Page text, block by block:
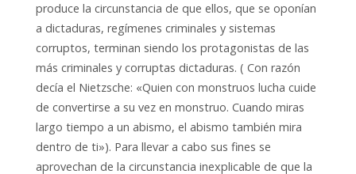
produce la circunstancia de que ellos, que se oponían
a dictaduras, regímenes criminales y sistemas
corruptos, terminan siendo los protagonistas de las
más criminales y corruptas dictaduras. ( Con razón
decía el Nietzsche: «Quien con monstruos lucha cuide
de convertirse a su vez en monstruo. Cuando miras
largo tiempo a un abismo, el abismo también mira
dentro de ti»). Para llevar a cabo sus fines se
aprovechan de la circunstancia inexplicable de que la